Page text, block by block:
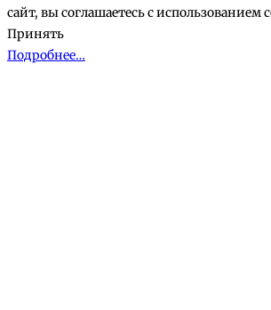
сайт, вы соглашаетесь с использованием
Принять
Подробнее…